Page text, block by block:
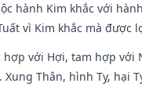
hành Kim khắc với
vì Kim khắc mà được
hợp với Hợi, tam hợp với
Xung Thân, hình Tỵ, hại